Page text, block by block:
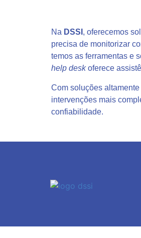
Na DSSI , oferecemos
precisa de monitorizar
temos as ferramentas e
help deskoferece
Com soluções
intervenções mais
confiabilidade.